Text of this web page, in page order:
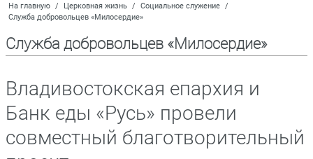
На главную / Церковная жизнь / Социальное служение /
Служба добровольцев «Милосердие»
Служба добровольцев «Милосердие»
Владивостокская епархия и
Банк еды «Русь» провели
совместный благотворительный